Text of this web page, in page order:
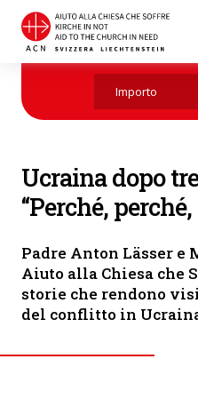
Magda Kaczmarek (a sinistra) e padre
donne ucraine (© ACN) Aiutate ora
Ucraina dopo
“Perché,
Padre Anton Lässer e
Aiuto alla Chiesa che
storie che rendono
del conflitto in